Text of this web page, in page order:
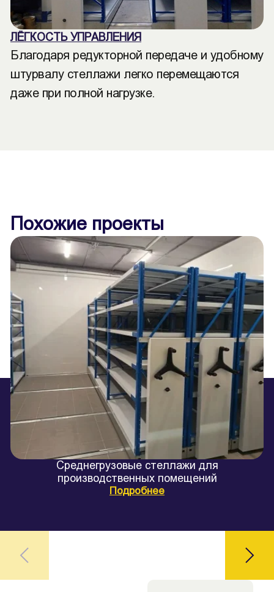
ЛЁГКОСТЬ УПРАВЛЕНИЯ
Благодаря редукторной передаче и удобному
штурвалу стеллажи легко перемещаются
даже при полной нагрузке.
Похожие проекты
Среднегрузовые стеллажи для
производственных помещений
Подробнее